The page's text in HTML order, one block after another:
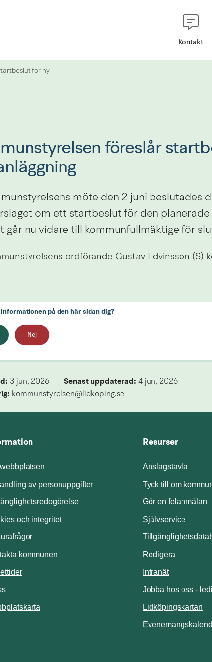
Kontakt
för ny
föreslår
möte den 2 juni beslutades
om ett startbeslut för den planerade
går nu vidare till kommunfullmäktige för
ordförande Gustav Edvinsson (S)
informationen på den här sidan dig?
Nej
3 jun, 2026 Senast uppdaterad: 4 jun, 2026
kommunstyrelsen@lidkoping.se
av personuppgifter
och integritet
kommunen
Resurser
Anslagstavla
Tyck till om
Gör en felanmälan
SjälvserviceLänk
Redigera
IntranätLänk till
Jobba hos oss -
Lidköpingskartan